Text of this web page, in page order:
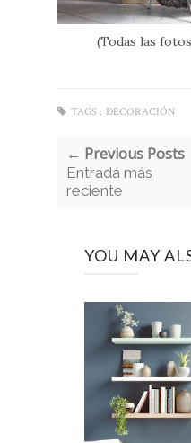
(Todas las
TAGS : DECORACIÓN
← Previous Posts
Entrada más
reciente
YOU MAY